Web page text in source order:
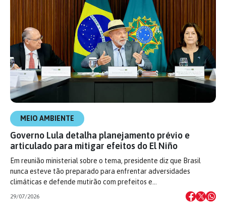
MEIO AMBIENTE
Governo Lula detalha planejamento prévio e
articulado para mitigar efeitos do El Niño
Em reunião ministerial sobre o tema, presidente diz que Brasil
nunca esteve tão preparado para enfrentar adversidades
climáticas e defende mutirão com prefeitos e…
29/07/2026